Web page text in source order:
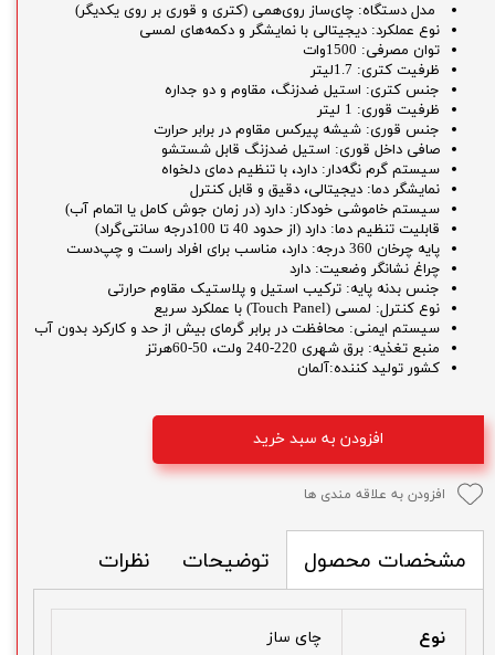
مدل دستگاه: چای‌ساز روی‌همی (کتری و قوری بر روی یکدیگر)
نوع عملکرد: دیجیتالی با نمایشگر و دکمه‌های لمسی
توان مصرفی: 1500وات
ظرفیت کتری: 1.7لیتر
جنس کتری: استیل ضدزنگ، مقاوم و دو جداره
ظرفیت قوری: 1 لیتر
جنس قوری: شیشه پیرکس مقاوم در برابر حرارت
صافی داخل قوری: استیل ضدزنگ قابل شستشو
سیستم گرم‌ نگه‌دار: دارد، با تنظیم دمای دلخواه
نمایشگر دما: دیجیتالی، دقیق و قابل کنترل
سیستم خاموشی خودکار: دارد (در زمان جوش کامل یا اتمام آب)
قابلیت تنظیم دما: دارد (از حدود 40 تا 100درجه سانتی‌گراد)
پایه چرخان 360 درجه: دارد، مناسب برای افراد راست‌ و چپ‌دست
چراغ نشانگر وضعیت: دارد
جنس بدنه پایه: ترکیب استیل و پلاستیک مقاوم حرارتی
نوع کنترل: لمسی (Touch Panel) با عملکرد سریع
سیستم ایمنی: محافظت در برابر گرمای بیش از حد و کارکرد بدون آب
منبع تغذیه: برق شهری 220-240 ولت، 50-60هرتز
کشور تولید کننده:آلمان
افزودن به سبد خرید
افزودن به علاقه مندی ها
مشخصات محصول توضیحات نظرات
نوع چای ساز